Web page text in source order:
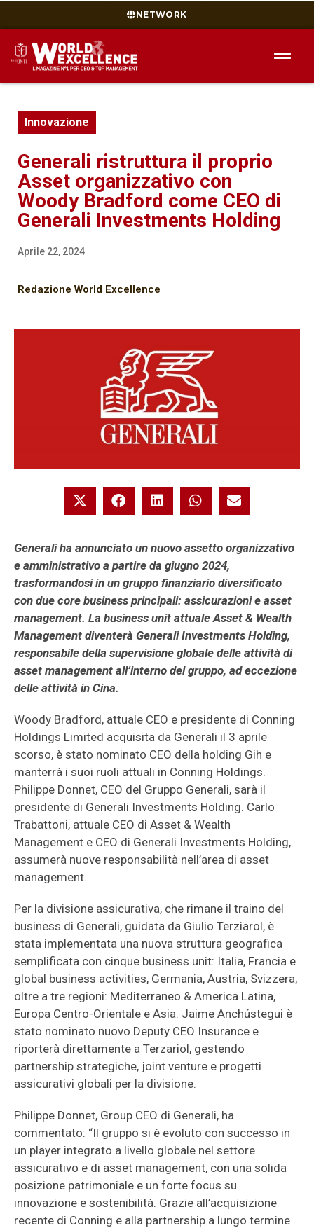
NETWORK
Innovazione
Generali ristruttura il proprio
Asset organizzativo con
Woody Bradford come CEO di
Generali Investments Holding
Aprile 22, 2024
Redazione World Excellence
Generali ha annunciato un nuovo assetto organizzativo
e amministrativo a partire da giugno 2024,
trasformandosi in un gruppo finanziario diversificato
con due core business principali: assicurazioni e asset
management. La business unit attuale Asset & Wealth
Management diventerà Generali Investments Holding,
responsabile della supervisione globale delle attività di
asset management all’interno del gruppo, ad eccezione
delle attività in Cina.
Woody Bradford, attuale CEO e presidente di Conning
Holdings Limited acquisita da Generali il 3 aprile
scorso, è stato nominato CEO della holding Gih e
manterrà i suoi ruoli attuali in Conning Holdings.
Philippe Donnet, CEO del Gruppo Generali, sarà il
presidente di Generali Investments Holding. Carlo
Trabattoni, attuale CEO di Asset & Wealth
Management e CEO di Generali Investments Holding,
assumerà nuove responsabilità nell’area di asset
management.
Per la divisione assicurativa, che rimane il traino del
business di Generali, guidata da Giulio Terziarol, è
stata implementata una nuova struttura geografica
semplificata con cinque business unit: Italia, Francia e
global business activities, Germania, Austria, Svizzera,
oltre a tre regioni: Mediterraneo & America Latina,
Europa Centro-Orientale e Asia. Jaime Anchústegui è
stato nominato nuovo Deputy CEO Insurance e
riporterà direttamente a Terzariol, gestendo
partnership strategiche, joint venture e progetti
assicurativi globali per la divisione.
Philippe Donnet, Group CEO di Generali, ha
commentato: “Il gruppo si è evoluto con successo in
un player integrato a livello globale nel settore
assicurativo e di asset management, con una solida
posizione patrimoniale e un forte focus su
innovazione e sostenibilità. Grazie all’acquisizione
recente di Conning e alla partnership a lungo termine